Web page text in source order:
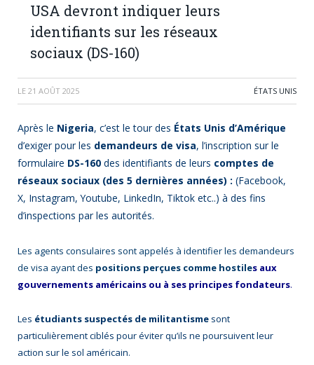
USA devront indiquer leurs
identifiants sur les réseaux
sociaux (DS-160)
LE 21 AOÛT 2025 ÉTATS UNIS
Après le Nigeria, c’est le tour des États Unis d’Amérique
d’exiger pour les demandeurs de visa, l’inscription sur le
formulaire DS-160 des identifiants de leurs comptes de
réseaux sociaux (des 5 dernières années) : (Facebook,
X, Instagram, Youtube, LinkedIn, Tiktok etc..) à des fins
d’inspections par les autorités.
Les agents consulaires sont appelés à identifier les demandeurs
de visa ayant des positions perçues comme hostiles aux
gouvernements américains ou à ses principes fondateurs.
Les étudiants suspectés de militantisme sont
particulièrement ciblés pour éviter qu’ils ne poursuivent leur
action sur le sol américain.